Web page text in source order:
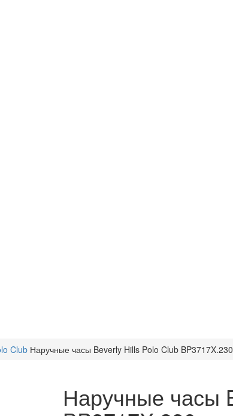
Club Наручные часы Beverly Hills Polo Club BP3717X.230
Наручные часы